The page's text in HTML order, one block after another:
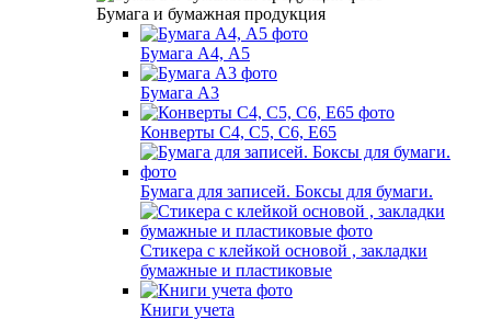
Бумага и бумажная продукция
Бумага А4, А5
Бумага А3
Конверты С4, С5, С6, Е65
Бумага для записей. Боксы для бумаги.
Стикера с клейкой основой , закладки
бумажные и пластиковые
Книги учета